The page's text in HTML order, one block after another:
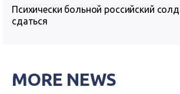
Психически больной российский
сдаться
MORE NEWS